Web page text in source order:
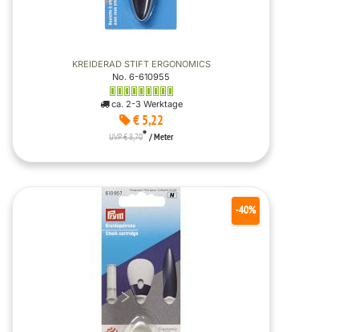
KREIDERAD STIFT ERGONOMICS
No. 6-610955
ca. 2-3 Werktage
€ 5,22
UVP € 8,70* / Meter
-40%